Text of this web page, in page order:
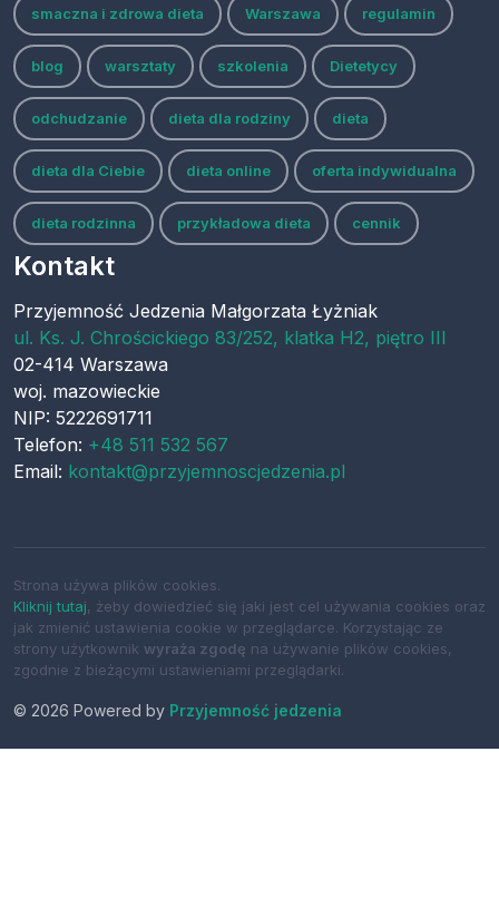
smaczna i zdrowa dieta Warszawa regulamin
blog warsztaty szkolenia Dietetycy
odchudzanie dieta dla rodziny dieta
dieta dla Ciebie dieta online oferta indywidualna
dieta rodzinna przykładowa dieta cennik
Kontakt
Przyjemność Jedzenia Małgorzata Łyżniak
ul. Ks. J. Chrościckiego 83/252, klatka H2, piętro III
02-414 Warszawa
woj. mazowieckie
NIP: 5222691711
Telefon: +48 511 532 567
Email: kontakt@przyjemnoscjedzenia.pl
Strona używa plików cookies.
Kliknij tutaj, żeby dowiedzieć się jaki jest cel używania cookies oraz
jak zmienić ustawienia cookie w przeglądarce. Korzystając ze
strony użytkownik wyraża zgodę na używanie plików cookies,
zgodnie z bieżącymi ustawieniami przeglądarki.
© 2026 Powered by Przyjemność jedzenia